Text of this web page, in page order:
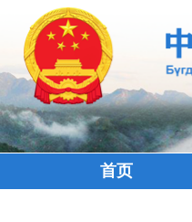
首页